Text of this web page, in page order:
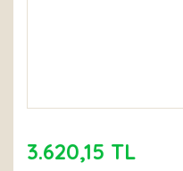
3.620,15 TL